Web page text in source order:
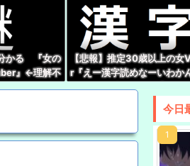
【VTuber】千羽師匠、Grokに
るのかなって思ったら相手鴨神や
【悲報】人気Vtuberさん、1998
【速報】人気Vtuberみけねこさ
wwwww←み！さんなんでもや
ワイ『VTuberちゃんかわいい
メやバラエティを語り出す）』
【動画】半ケツ祭り、限界突破
かる 『女の
』←理解不
【悲報】推定30歳以上の女
r『えー漢字読めなーいわか
今日